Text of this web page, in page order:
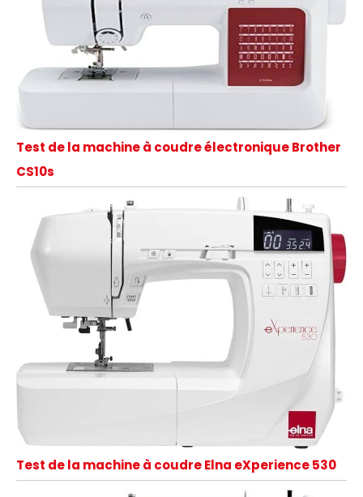
Test de la machine à coudre électronique Brother
CS10s
Test de la machine à coudre Elna eXperience 530